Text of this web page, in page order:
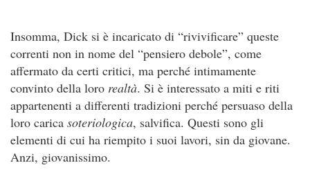
Insomma, Dick si è incaricato di “rivivificare” queste
correnti non in nome del “pensiero debole”, come
affermato da certi critici, ma perché intimamente
convinto della loro realtà. Si è interessato a miti e riti
appartenenti a differenti tradizioni perché persuaso della
loro carica soteriologica, salvifica. Questi sono gli
elementi di cui ha riempito i suoi lavori, sin da giovane.
Anzi, giovanissimo.